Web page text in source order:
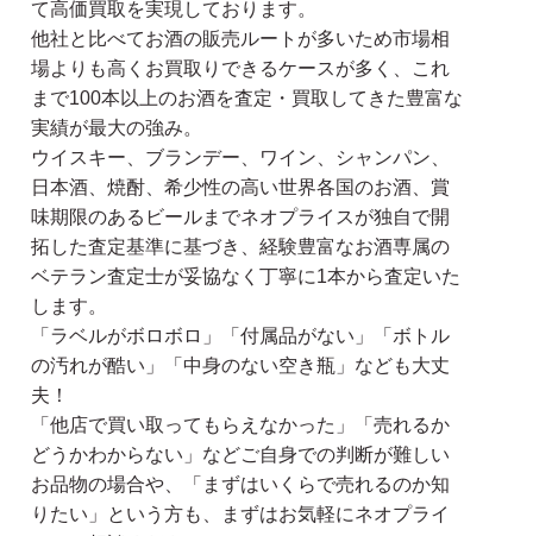
て高価買取を実現しております。
他社と比べてお酒の販売ルートが多いため市場相
場よりも高くお買取りできるケースが多く、これ
まで100本以上のお酒を査定・買取してきた豊富な
実績が最大の強み。
ウイスキー、ブランデー、ワイン、シャンパン、
日本酒、焼酎、希少性の高い世界各国のお酒、賞
味期限のあるビールまでネオプライスが独自で開
拓した査定基準に基づき、経験豊富なお酒専属の
ベテラン査定士が妥協なく丁寧に1本から査定いた
します。
「ラベルがボロボロ」「付属品がない」「ボトル
の汚れが酷い」「中身のない空き瓶」なども大丈
夫！
「他店で買い取ってもらえなかった」「売れるか
どうかわからない」などご自身での判断が難しい
お品物の場合や、「まずはいくらで売れるのか知
りたい」という方も、まずはお気軽にネオプライ